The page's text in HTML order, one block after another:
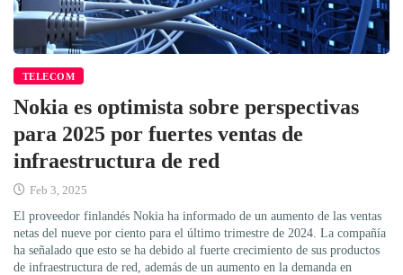
TELECOM
Nokia es optimista sobre perspectivas
para 2025 por fuertes ventas de
infraestructura de red
Feb 3, 2025
El proveedor finlandés Nokia ha informado de un aumento de las ventas
netas del nueve por ciento para el último trimestre de 2024. La compañía
ha señalado que esto se ha debido al fuerte crecimiento de sus productos
de infraestructura de red, además de un aumento en la demanda en